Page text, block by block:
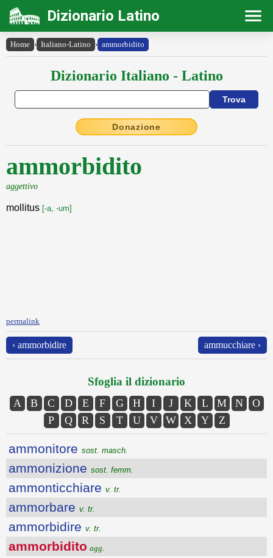
Dizionario Latino
Home › Italiano-Latino › ammorbidito
Dizionario Italiano - Latino
Donazione
ammorbidito
aggettivo
mollitus [-a, -um]
permalink
‹ ammorbidire ammucchiare ›
Sfoglia il dizionario
A B C D E F G H I J K L M N
O
P
Q R S T U V W X Y Z
ammonitore sost. masch.
ammonizione sost. femm.
ammonticchiare v. tr.
ammorbare v. tr.
ammorbidire v. tr.
ammorbidito agg.